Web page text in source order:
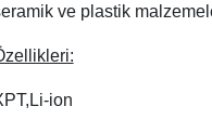
ve plastik
ion